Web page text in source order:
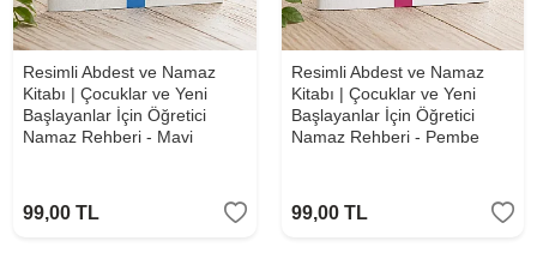
Resimli Abdest ve Namaz
Kitabı | Çocuklar ve Yeni
Başlayanlar İçin Öğretici
Namaz Rehberi - Mavi
99,00 TL
Resimli Abdest ve Namaz
Kitabı | Çocuklar ve Yeni
Başlayanlar İçin Öğretici
Namaz Rehberi - Pembe
99,00TL